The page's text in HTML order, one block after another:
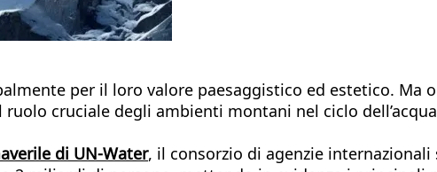
per il loro valore paesaggistico ed estetico. Ma
cruciale degli ambienti montani nel ciclo
di UN-Water, il consorzio di agenzie